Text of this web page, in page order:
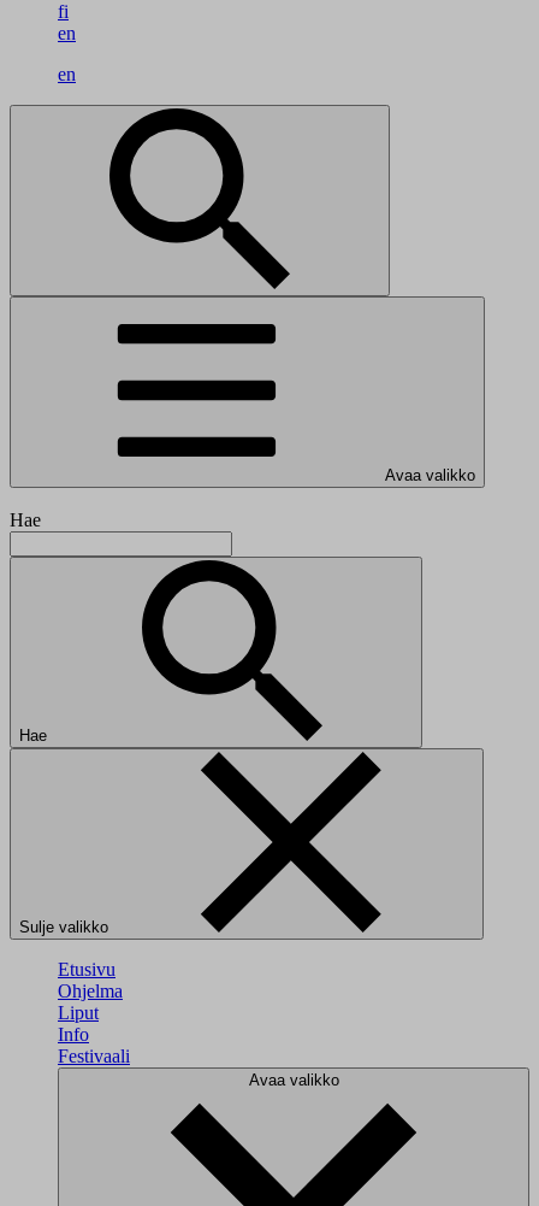
fi
en
en
Avaa valikko
Hae
Hae
Sulje valikko
Etusivu
Ohjelma
Liput
Info
Festivaali
Avaa valikko